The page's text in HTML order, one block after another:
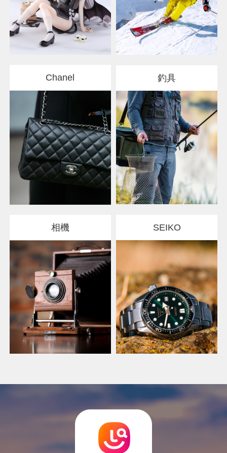
Chanel 釣具
相機 SEIKO